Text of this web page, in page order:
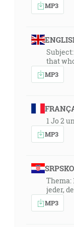
MP3
Subject:
that
MP3
1 Jo 2
MP3
Thema:
jeder,
MP3